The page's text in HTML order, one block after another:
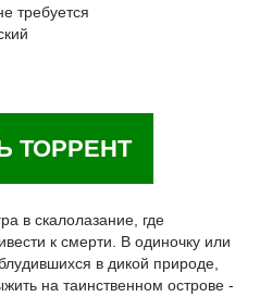
требуется
ТОРРЕНТ
в скалолазание, где
к смерти. В одиночку или
в дикой природе,
на таинственном острове -